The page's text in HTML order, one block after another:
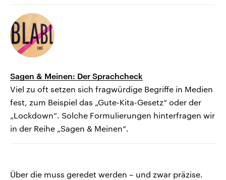
Sagen & Meinen: Der Sprachcheck
Viel zu oft setzen sich fragwürdige Begriffe in Medien
fest, zum Beispiel das „Gute-Kita-Gesetz“ oder der
„Lockdown“. Solche Formulierungen hinterfragen wir
in der Reihe „Sagen & Meinen“.
Über die muss geredet werden – und zwar präzise.